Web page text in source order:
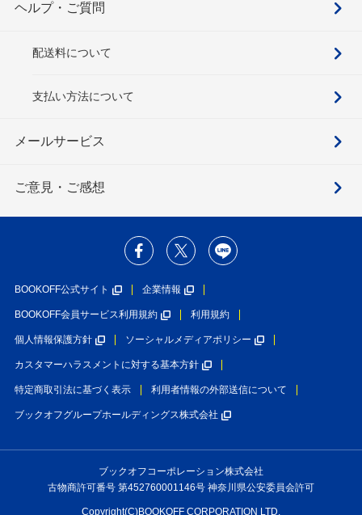
ヘルプ・ご質問
配送料について
支払い方法について
メールサービス
ご意見・ご感想
BOOKOFF公式サイト 企業情報
BOOKOFF会員サービス利用規約 利用規約
個人情報保護方針 ソーシャルメディアポリシー
カスタマーハラスメントに対する基本方針
特定商取引法に基づく表示 利用者情報の外部送信について
ブックオフグループホールディングス株式会社
ブックオフコーポレーション株式会社
古物商許可番号 第452760001146号 神奈川県公安委員会許可
Copyright(C)BOOKOFF CORPORATION LTD.